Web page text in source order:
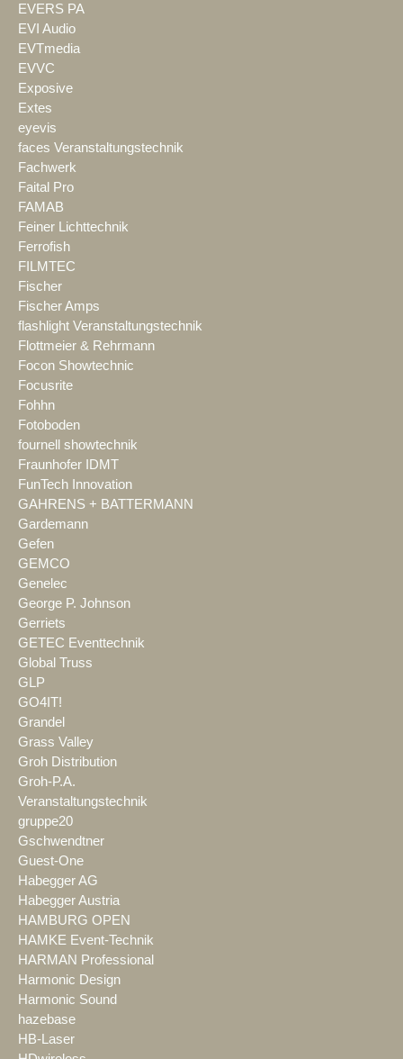
EVERS PA
EVI Audio
EVTmedia
EVVC
Exposive
Extes
eyevis
faces Veranstaltungstechnik
Fachwerk
Faital Pro
FAMAB
Feiner Lichttechnik
Ferrofish
FILMTEC
Fischer
Fischer Amps
flashlight Veranstaltungstechnik
Flottmeier & Rehrmann
Focon Showtechnic
Focusrite
Fohhn
Fotoboden
fournell showtechnik
Fraunhofer IDMT
FunTech Innovation
GAHRENS + BATTERMANN
Gardemann
Gefen
GEMCO
Genelec
George P. Johnson
Gerriets
GETEC Eventtechnik
Global Truss
GLP
GO4IT!
Grandel
Grass Valley
Groh Distribution
Groh-P.A.
Veranstaltungstechnik
gruppe20
Gschwendtner
Guest-One
Habegger AG
Habegger Austria
HAMBURG OPEN
HAMKE Event-Technik
HARMAN Professional
Harmonic Design
Harmonic Sound
hazebase
HB-Laser